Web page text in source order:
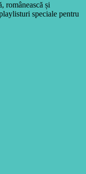
românească și
speciale pentru